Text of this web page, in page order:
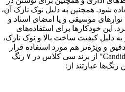
شود. همچنین به دلیل نوک نازک آن،
موسیقی و یا امضای اسناد و
این خودکارها برای استفاده‌های
دلیل کیفیت ساخت بالا و نوک نازک،
و ویژه‌تر هم مورد استفاده قرار
بگیرند.این خودکار به نام "Candid" از برند سی کلاس در ۷ رنگ
عبارتند از: